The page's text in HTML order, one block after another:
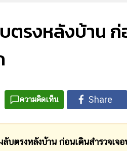
ตรงหลังบ้าน ก่
ความคิดเห็น
บตรงหลังบ้าน ก่อนเดินสำรวจเจอ